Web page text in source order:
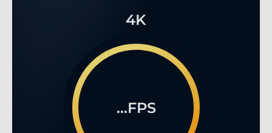
4K
...FPS